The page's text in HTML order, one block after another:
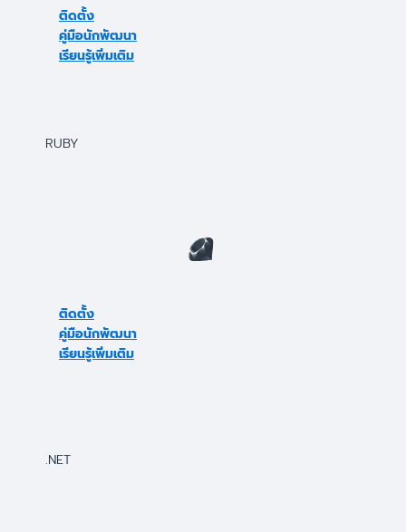
ติดตั้ง
คู่มือนักพัฒนา
เรียนรู้เพิ่มเติม
RUBY
ติดตั้ง
คู่มือนักพัฒนา
เรียนรู้เพิ่มเติม
.NET